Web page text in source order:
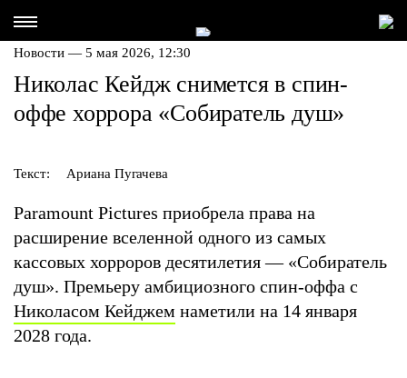
Новости — 5 мая 2026, 12:30
Николас Кейдж снимется в спин-
оффе хоррора «Собиратель душ»
Текст: Ариана Пугачева
Paramount Pictures приобрела права на
расширение вселенной одного из самых
кассовых хорроров десятилетия — «Собиратель
душ». Премьеру амбициозного спин-оффа с
Николасом Кейджем наметили на 14 января
2028 года.